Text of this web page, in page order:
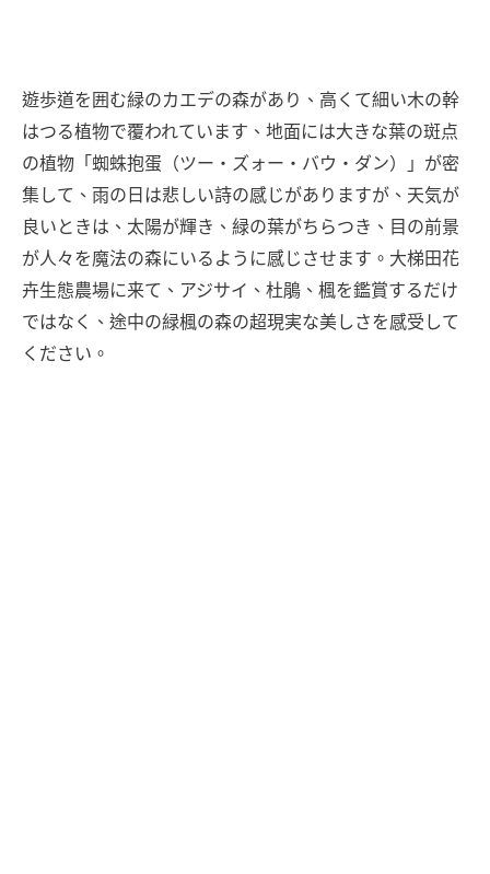
遊歩道を囲む緑のカエデの森があり、高くて細い木の幹
はつる植物で覆われています、地面には大きな葉の斑点
の植物「蜘蛛抱蛋（ツー・ズォー・バウ・ダン）」が密
集して、雨の日は悲しい詩の感じがありますが、天気が
良いときは、太陽が輝き、緑の葉がちらつき、目の前景
が人々を魔法の森にいるように感じさせます。大梯田花
卉生態農場に来て、アジサイ、杜鵑、楓を鑑賞するだけ
ではなく、途中の緑楓の森の超現実な美しさを感受して
ください。